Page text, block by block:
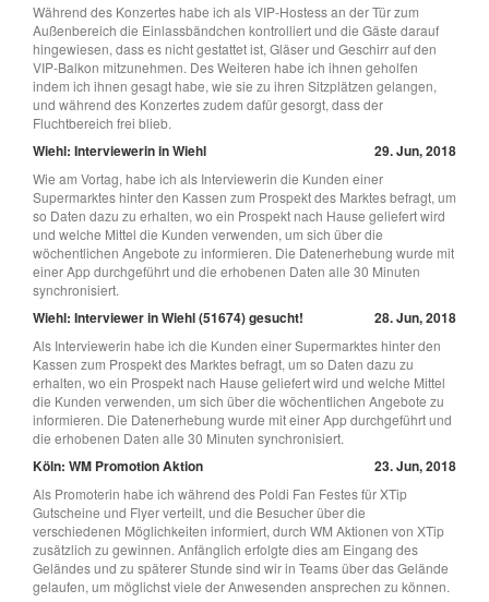
Während des Konzertes habe ich als VIP-Hostess an der Tür zum
Außenbereich die Einlassbändchen kontrolliert und die Gäste darauf
hingewiesen, dass es nicht gestattet ist, Gläser und Geschirr auf den
VIP-Balkon mitzunehmen. Des Weiteren habe ich ihnen geholfen
indem ich ihnen gesagt habe, wie sie zu ihren Sitzplätzen gelangen,
und während des Konzertes zudem dafür gesorgt, dass der
Fluchtbereich frei blieb.
Wiehl: Interviewerin in Wiehl 29. Jun, 2018
Wie am Vortag, habe ich als Interviewerin die Kunden einer
Supermarktes hinter den Kassen zum Prospekt des Marktes befragt, um
so Daten dazu zu erhalten, wo ein Prospekt nach Hause geliefert wird
und welche Mittel die Kunden verwenden, um sich über die
wöchentlichen Angebote zu informieren. Die Datenerhebung wurde mit
einer App durchgeführt und die erhobenen Daten alle 30 Minuten
synchronisiert.
Wiehl: Interviewer in Wiehl (51674) gesucht! 28. Jun, 2018
Als Interviewerin habe ich die Kunden einer Supermarktes hinter den
Kassen zum Prospekt des Marktes befragt, um so Daten dazu zu
erhalten, wo ein Prospekt nach Hause geliefert wird und welche Mittel
die Kunden verwenden, um sich über die wöchentlichen Angebote zu
informieren. Die Datenerhebung wurde mit einer App durchgeführt und
die erhobenen Daten alle 30 Minuten synchronisiert.
Köln: WM Promotion Aktion 23. Jun, 2018
Als Promoterin habe ich während des Poldi Fan Festes für XTip
Gutscheine und Flyer verteilt, und die Besucher über die
verschiedenen Möglichkeiten informiert, durch WM Aktionen von XTip
zusätzlich zu gewinnen. Anfänglich erfolgte dies am Eingang des
Geländes und zu späterer Stunde sind wir in Teams über das Gelände
gelaufen, um möglichst viele der Anwesenden ansprechen zu können.